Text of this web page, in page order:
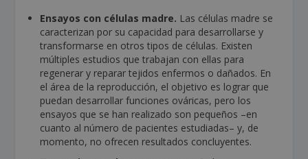
Ensayos con células madre. Las células madre se
caracterizan por su capacidad para desarrollarse y
transformarse en otros tipos de células. Existen
múltiples estudios que trabajan con ellas para
regenerar y reparar tejidos enfermos o dañados. En
el área de la reproducción, el objetivo es lograr que
puedan desarrollar funciones ováricas, pero los
ensayos que se han realizado son pequeños –en
cuanto al número de pacientes estudiadas– y, de
momento, no ofrecen resultados concluyentes.